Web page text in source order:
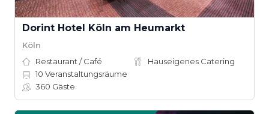
Dorint Hotel Köln am Heumarkt
Köln
Restaurant / Café
Hauseigenes Catering
10 Veranstaltungsräume
360 Gäste